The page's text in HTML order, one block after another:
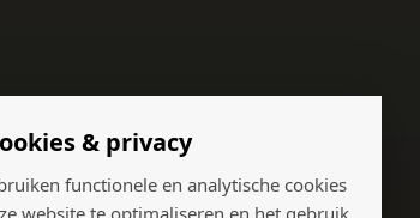
& privacy
functionele en analytische cookies
website te optimaliseren en het gebruik